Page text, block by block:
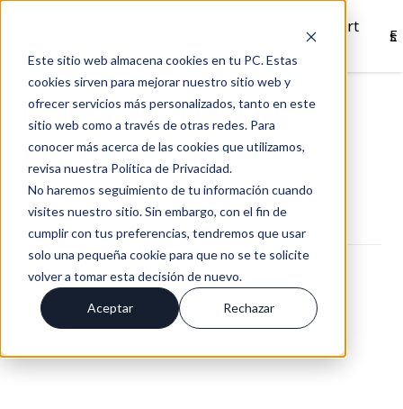
Este sitio web almacena cookies en tu PC. Estas
cookies sirven para mejorar nuestro sitio web y
ofrecer servicios más personalizados, tanto en este
sitio web como a través de otras redes. Para
conocer más acerca de las cookies que utilizamos,
revisa nuestra Política de Privacidad.
No haremos seguimiento de tu información cuando
visites nuestro sitio. Sin embargo, con el fin de
cumplir con tus preferencias, tendremos que usar
solo una pequeña cookie para que no se te solicite
volver a tomar esta decisión de nuevo.
Aceptar Rechazar
Soport
e
Es
Progresus Blog | PYME (6)
BLOG PROGRESUS / PÁGINA 6
SUSCRÍBIRME